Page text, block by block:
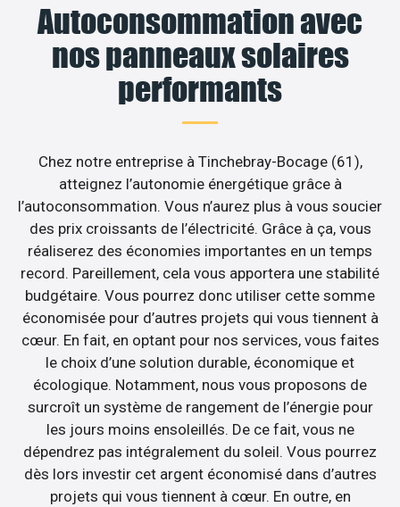
Autoconsommation avec
nos panneaux solaires
performants
Chez notre entreprise à Tinchebray-Bocage (61),
atteignez l’autonomie énergétique grâce à
l’autoconsommation. Vous n’aurez plus à vous soucier
des prix croissants de l’électricité. Grâce à ça, vous
réaliserez des économies importantes en un temps
record. Pareillement, cela vous apportera une stabilité
budgétaire. Vous pourrez donc utiliser cette somme
économisée pour d’autres projets qui vous tiennent à
cœur. En fait, en optant pour nos services, vous faites
le choix d’une solution durable, économique et
écologique. Notamment, nous vous proposons de
surcroît un système de rangement de l’énergie pour
les jours moins ensoleillés. De ce fait, vous ne
dépendrez pas intégralement du soleil. Vous pourrez
dès lors investir cet argent économisé dans d’autres
projets qui vous tiennent à cœur. En outre, en